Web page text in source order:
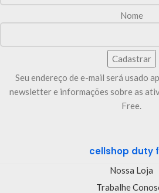
Nome
Seu endereço de e-mail será usado
newsletter e informações sobre as
Free.
cellshop duty
Nossa Loja
Trabalhe